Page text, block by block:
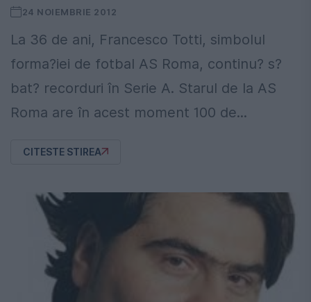
24 NOIEMBRIE 2012
La 36 de ani, Francesco Totti, simbolul
forma?iei de fotbal AS Roma, continu? s?
bat? recorduri în Serie A. Starul de la AS
Roma are în acest moment 100 de...
CITESTE STIREA